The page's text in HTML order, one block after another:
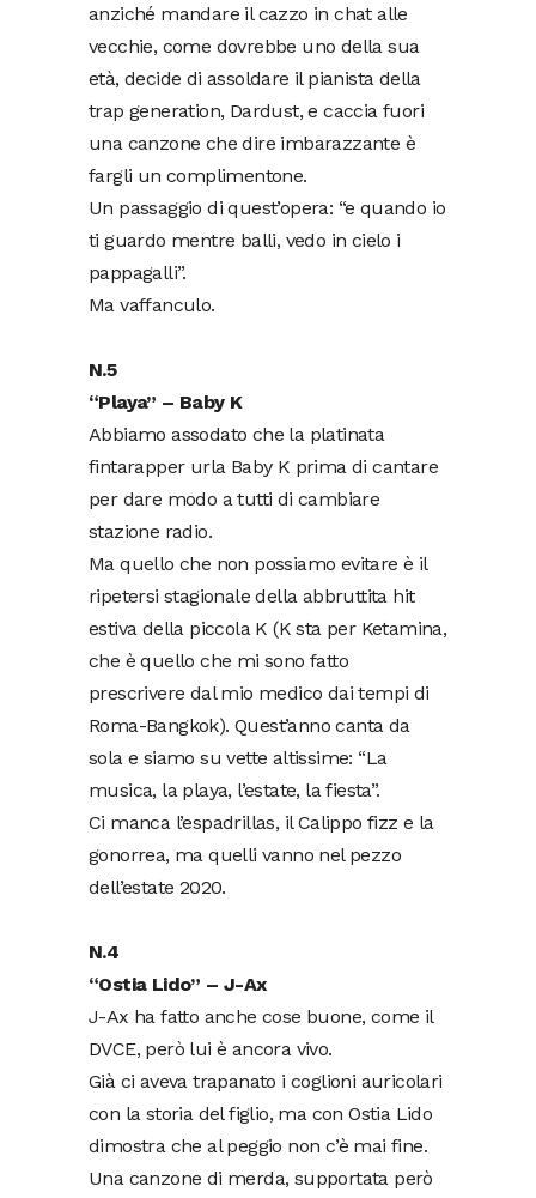
anziché mandare il cazzo in chat alle
vecchie, come dovrebbe uno della sua
età, decide di assoldare il pianista della
trap generation, Dardust, e caccia fuori
una canzone che dire imbarazzante è
fargli un complimentone.
Un passaggio di quest’opera: “e quando io
ti guardo mentre balli, vedo in cielo i
pappagalli”.
Ma vaffanculo.
N.5
“Playa” – Baby K
Abbiamo assodato che la platinata
fintarapper urla Baby K prima di cantare
per dare modo a tutti di cambiare
stazione radio.
Ma quello che non possiamo evitare è il
ripetersi stagionale della abbruttita hit
estiva della piccola K (K sta per Ketamina,
che è quello che mi sono fatto
prescrivere dal mio medico dai tempi di
Roma-Bangkok). Quest’anno canta da
sola e siamo su vette altissime: “La
musica, la playa, l’estate, la fiesta”.
Ci manca l’espadrillas, il Calippo fizz e la
gonorrea, ma quelli vanno nel pezzo
dell’estate 2020.
N.4
“Ostia Lido” – J-Ax
J-Ax ha fatto anche cose buone, come il
DVCE, però lui è ancora vivo.
Già ci aveva trapanato i coglioni auricolari
con la storia del figlio, ma con Ostia Lido
dimostra che al peggio non c’è mai fine.
Una canzone di merda, supportata però